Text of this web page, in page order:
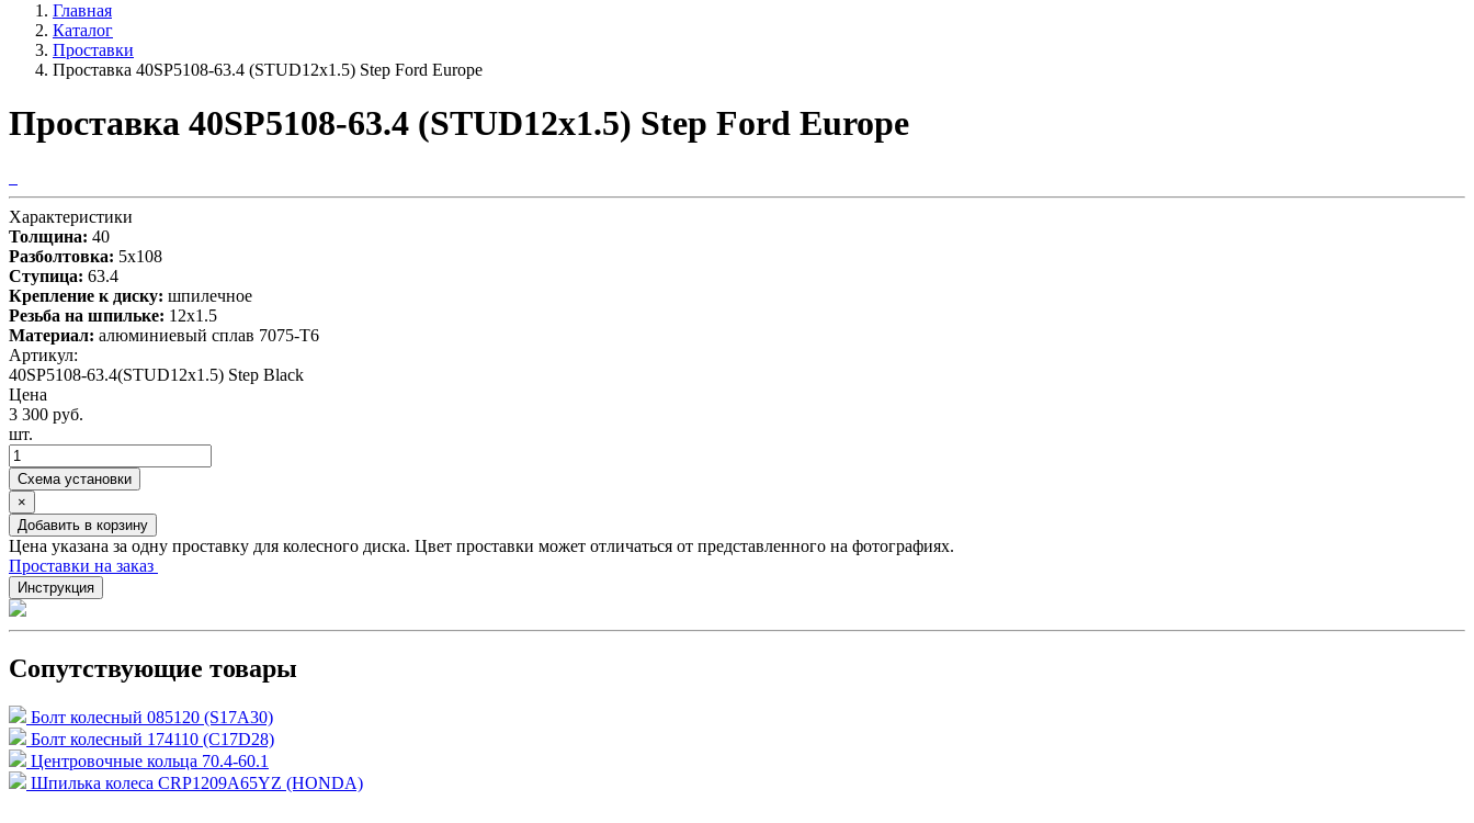
Главная
Каталог
Проставки
Проставка 40SP5108-63.4 (STUD12x1.5) Step Ford Europe
Проставка 40SP5108-63.4 (STUD12x1.5) Step Ford Europe
Характеристики
Толщина: 40
Разболтовка: 5x108
Ступица: 63.4
Крепление к диску: шпилечное
Резьба на шпильке: 12x1.5
Материал: алюминиевый сплав 7075-T6
Артикул:
40SP5108-63.4(STUD12x1.5) Step Black
Цена
3 300 руб.
шт.
Схема установки
×
Добавить в корзину
Цена указана за одну проставку для колесного диска. Цвет проставки может отличаться от представленного на фотографиях.
Проставки на заказ
Инструкция
Сопутствующие товары
Болт колесный 085120 (S17A30)
Болт колесный 174110 (C17D28)
Центровочные кольца 70.4-60.1
Шпилька колеса CRP1209A65YZ (HONDA)